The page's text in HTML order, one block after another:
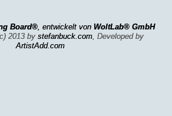
Board®, entwickelt von WoltLab® GmbH
2013 by stefanbuck.com, Developed by
ArtistAdd.com